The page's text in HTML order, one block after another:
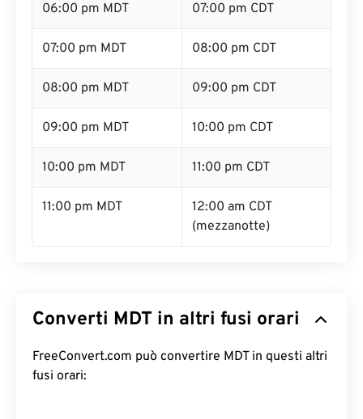
06:00 pm MDT 07:00 pm CDT
07:00 pm MDT 08:00 pm CDT
08:00 pm MDT 09:00 pm CDT
09:00 pm MDT 10:00 pm CDT
10:00 pm MDT 11:00 pm CDT
11:00 pm MDT
12:00 am CDT
(mezzanotte)
Converti MDT in altri fusi orari
FreeConvert.com può convertire MDT in questi altri
fusi orari: